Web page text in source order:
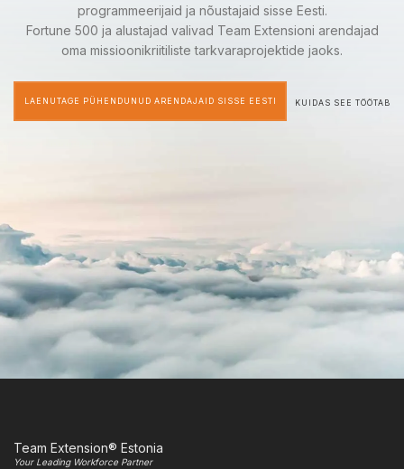
programmeerijaid ja nõustajaid sisse Eesti.
Fortune 500 ja alustajad valivad Team Extensioni arendajad
oma missioonikriitiliste tarkvaraprojektide jaoks.
LAENUTAGE PÜHENDUNUD ARENDAJAID SISSE EESTI KUIDAS SEE TÖÖTAB
Team Extension® Estonia
Your Leading Workforce Partner